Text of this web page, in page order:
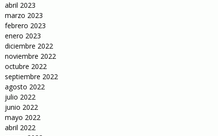
abril 2023
marzo 2023
febrero 2023
enero 2023
diciembre 2022
noviembre 2022
octubre 2022
septiembre 2022
agosto 2022
julio 2022
junio 2022
mayo 2022
abril 2022